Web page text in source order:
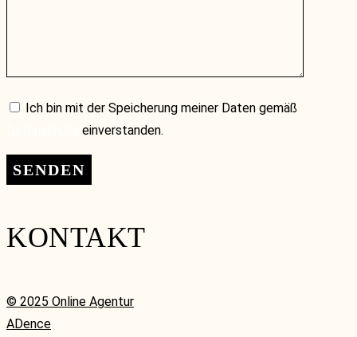
Ich bin mit der Speicherung meiner Daten gemäß
einverstanden.
KONTAKT
© 2025 Online Agentur
ADence